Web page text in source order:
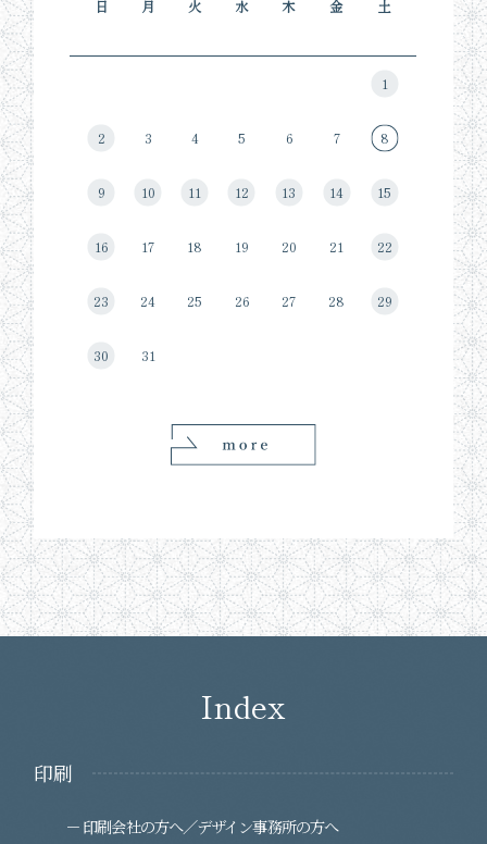
日 月 火 水 木 金 土
1
2 3 4 5 6 7 8
9 10 11 12 13 14 15
16 17 18 19 20 21 22
23 24 25 26 27 28 29
30 31
Index
印刷
印刷会社の方へ／デザイン事務所の方へ